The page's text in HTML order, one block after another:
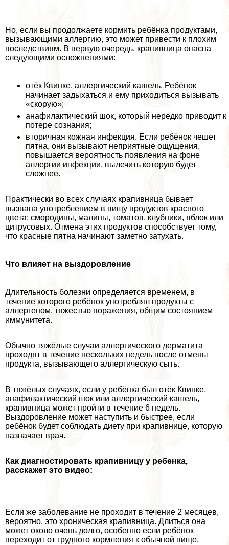
Но, если вы продолжаете кормить ребёнка продуктами,
вызывающими аллергию, это может привести к плохим
последствиям. В первую очередь, крапивница опасна
следующими осложнениями:
отёк Квинке, аллергический кашель. Ребёнок
начинает задыхаться и ему приходиться вызывать
«скорую»;
анафилактический шок, который нередко приводит к
потере сознания;
вторичная кожная инфекция. Если ребёнок чешет
пятна, они вызывают неприятные ощущения,
повышается вероятность появления на фоне
аллергии инфекции, вылечить которую будет
сложнее.
Пpaктически во всех случаях крапивница бывает
вызвана употрeблением в пищу продуктов красного
цвета: смородины, малины, томатов, клубники, яблок или
цитрусовых. Отмена этих продуктов способствует тому,
что красные пятна начинают заметно затухать.
Что влияет на выздоровление
Длительность болезни определяется временем, в
течение которого ребёнок употрeблял продукты с
аллергеном, тяжестью поражения, общим состоянием
иммунитета.
Обычно тяжёлые случаи аллергического дерматита
проходят в течение нескольких недель после отмены
продукта, вызывающего аллергическую сыть.
В тяжёлых случаях, если у ребёнка был отёк Квинке,
анафилактический шок или аллергический кашель,
крапивница может пройти в течение 6 недель.
Выздоровление может наступить и быстрее, если
ребёнок будет соблюдать диету при крапивнице, которую
назначает врач.
Как диагностировать крапивницу у ребенка,
расскажет это видео:
Если же заболевание не проходит в течение 2 месяцев,
вероятно, это хроническая крапивница. Длиться она
может около очень долго, особенно если ребёнок
переходит от грудного кормления к обычной пище.